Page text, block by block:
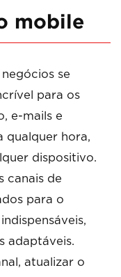
mobile
se
para os
e-mails e
qualquer hora,
dispositivo.
canais de
para o
adaptáveis.
atualizar o